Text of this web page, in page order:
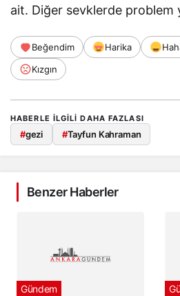
ait. Diğer sevklerde problem
Beğendim Harika
Kızgın
HABERLE ILGILI DAHA FAZLASI
#gezi #Tayfun Kahraman
Benzer Haberler
Gündem